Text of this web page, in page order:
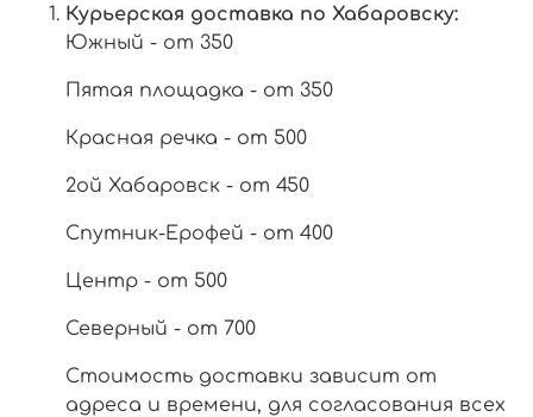
Курьерская доставка по Хабаровску:
Южный - от 350
Пятая площадка - от 350
Красная речка - от 500
2ой Хабаровск - от 450
Спутник-Ерофей - от 400
Центр - от 500
Северный - от 700
Стоимость доставки зависит от
адреса и времени, для согласования всех